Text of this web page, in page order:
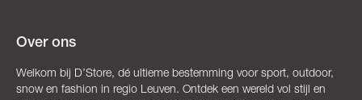
Over ons
Welkom bij D’Store, dé ultieme bestemming voor sport, outdoor,
snow en fashion in regio Leuven. Ontdek een wereld vol stijl en